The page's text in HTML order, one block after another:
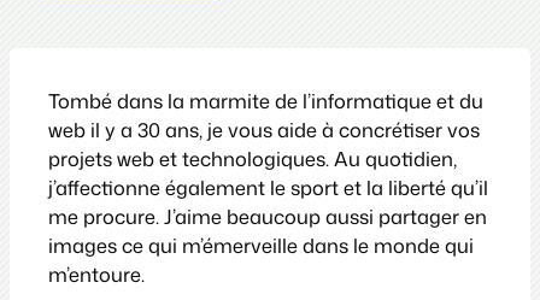
Tombé dans la marmite de l’informatique et du
web il y a 30 ans, je vous aide à concrétiser vos
projets web et technologiques. Au quotidien,
j’affectionne également le sport et la liberté qu’il
me procure. J’aime beaucoup aussi partager en
images ce qui m’émerveille dans le monde qui
m’entoure.